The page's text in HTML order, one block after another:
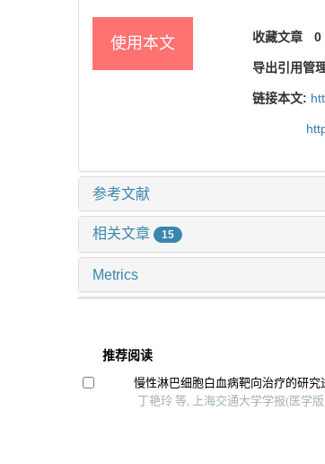
使用本文 收藏文章 0
导出引用管
链接本文:
参考文献
相关文章 15
Metrics
推荐阅读
慢性淋巴细胞白血病靶向治疗的研究
丁艳玲 等, 上海交通大学学报(医学